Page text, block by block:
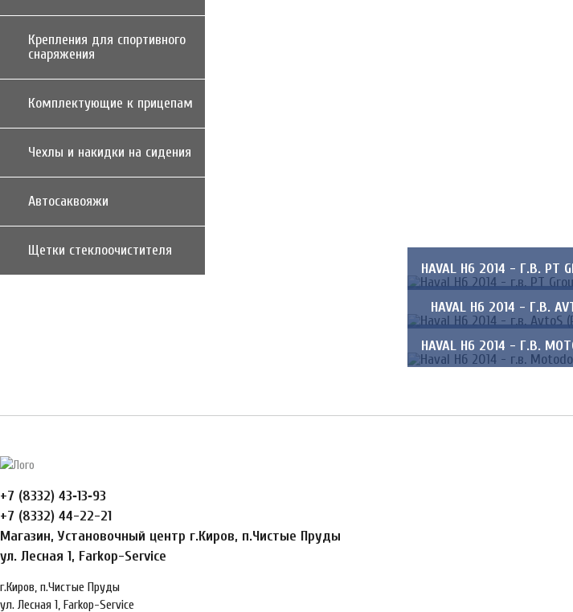
Крепления для спортивного
снаряжения
Комплектующие к прицепам
Чехлы и накидки на сидения
Автосаквояжи
Щетки стеклоочистителя
HAVAL H6 2014 - Г.В. PT
HAVAL H6 2014 - Г.В.
HAVAL H6 2014 - Г.В.
+7 (8332) 43‑13‑93
+7 (8332) 44-22-21
Магазин, Установочный центр г.Киров, п.Чистые Пруды
ул. Лесная 1, Farkop-Service
г.Киров, п.Чистые Пруды
ул. Лесная 1, Farkop-Service